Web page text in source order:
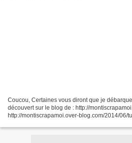
Coucou, Certaines vous diront que je
découvert sur le blog de : http://
http://montiscrapamoi.over-blog.com/2014/06/